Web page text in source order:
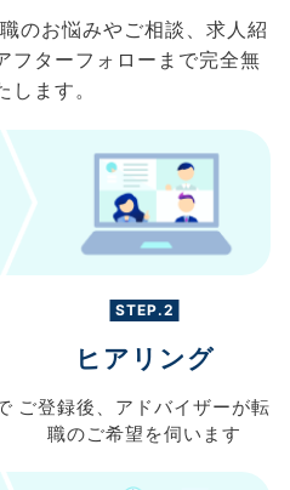
のお悩みやご相談、求人紹
フターフォローまで完全無
ます。
STEP.2
ヒアリング
ご登録後、 アドバイザーが転
職のご希望を伺います